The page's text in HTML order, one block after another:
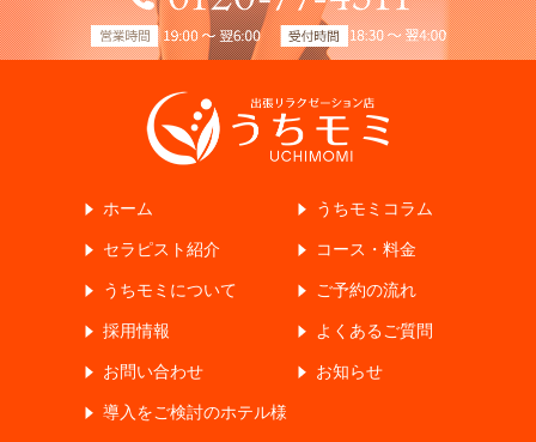
ホーム うちモミコラム
セラピスト紹介 コース・料金
うちモミについて ご予約の流れ
採用情報 よくあるご質問
お問い合わせ お知らせ
導入をご検討のホテル様